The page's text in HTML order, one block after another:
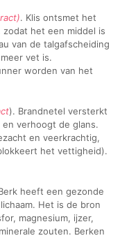
. Klis ontsmet het
het een middel is
van de talgafscheiding
vet is.
worden van het
). Brandnetel versterkt
verhoogt de glans.
en veerkrachtig,
het vettigheid).
heeft een gezonde
Het is de bron
magnesium, ijzer,
zouten. Berken